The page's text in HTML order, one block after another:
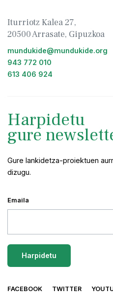
Iturriotz Kalea 27,
20500 Arrasate, Gipuzkoa
mundukide@mundukide.org
943 772 010
613 406 924
Harpidetu
gure
Gure lankidetza-proiektuen
dizugu.
Emaila
FACEBOOK TWITTER